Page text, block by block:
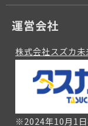
運営会社
株式会社スズカ未
※2024年10月1日